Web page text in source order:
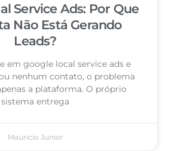
Service Ads: Por Que
Não Está Gerando
Leads?
em google local service ads e
nenhum contato, o problema
a plataforma. O próprio
sistema entrega
Mauricio Junior